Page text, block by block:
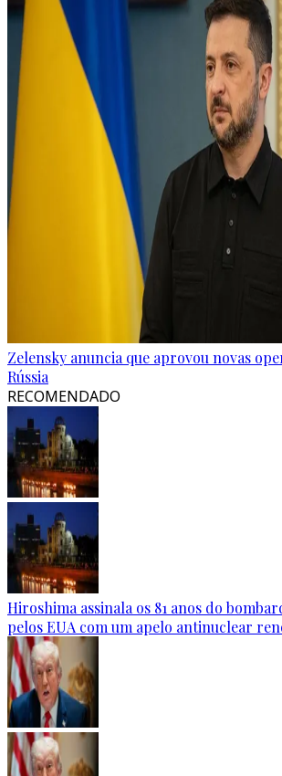
Zelensky anuncia que aprovou novas
Rússia
RECOMENDADO
Hiroshima assinala os 81 anos do
pelos EUA com um apelo antinuclear